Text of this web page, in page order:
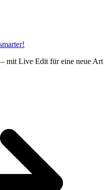
mit Live Edit für eine neue Art